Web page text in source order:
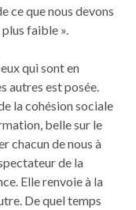
ce que nous devons
faible ».
qui sont en
autres est posée.
la cohésion sociale
belle sur le
chacun de nous à
de la
Elle renvoie à la
De quel temps